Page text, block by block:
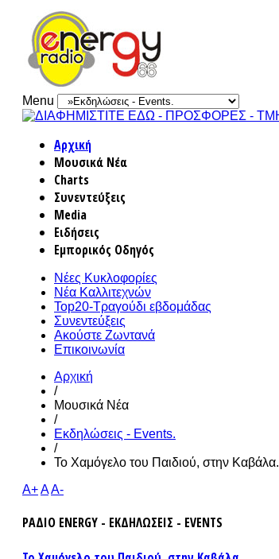
Menu
Αρχική
Μουσικά Νέα
Charts
Συνεντεύξεις
Media
Ειδήσεις
Εμπορικός Οδηγός
Νέες Κυκλοφορίες
Νέα Καλλιτεχνών
Top20-Τραγούδι εβδομάδας
Συνεντεύξεις
Ακούστε Ζωντανά
Επικοινωνία
Αρχική
/
Μουσικά Νέα
/
Εκδηλώσεις - Events.
/
Το Χαμόγελο του Παιδιού, στην Καβάλα.
A+AA-
ΡΑΔΙΟ ENERGY - ΕΚΔΗΛΩΣΕΙΣ - EVENTS